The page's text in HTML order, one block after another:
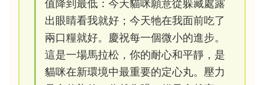
值降到最低：今天貓咪願意從躲藏處露
出眼睛看我就好；今天牠在我面前吃了
兩口糧就好。慶祝每一個微小的進步。
這是一場馬拉松，你的耐心和平靜，是
貓咪在新環境中最重要的定心丸。壓力